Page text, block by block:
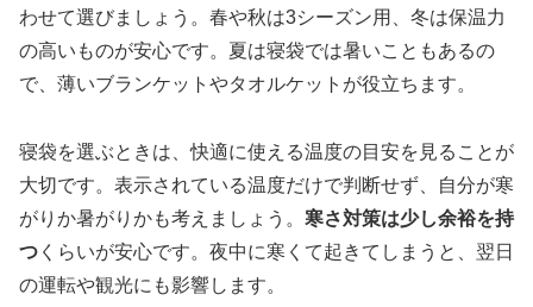
わせて選びましょう。春や秋は3シーズン用、冬は保温力
の高いものが安心です。夏は寝袋では暑いこともあるの
で、薄いブランケットやタオルケットが役立ちます。
寝袋を選ぶときは、快適に使える温度の目安を見ることが
大切です。表示されている温度だけで判断せず、自分が寒
がりか暑がりかも考えましょう。 寒さ対策は少し余裕を持
つ くらいが安心です。夜中に寒くて起きてしまうと、翌日
の運転や観光にも影響します。